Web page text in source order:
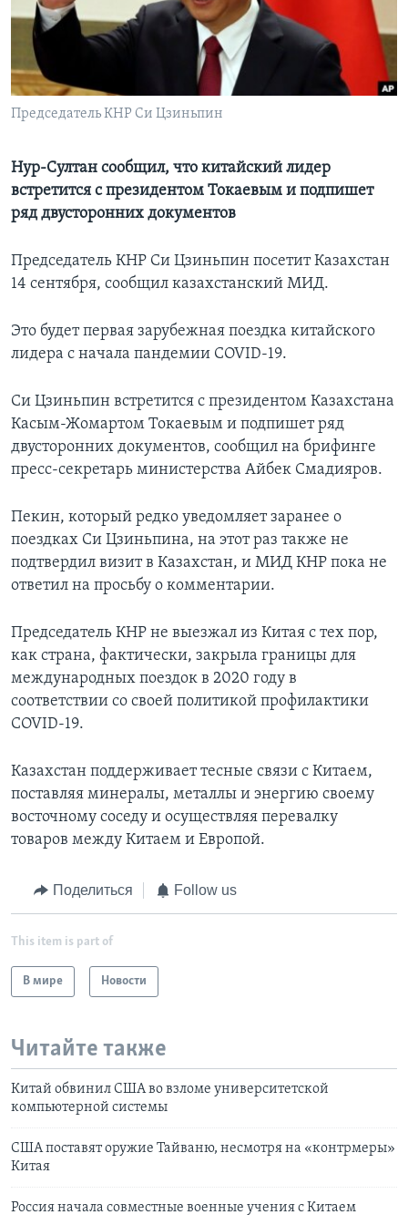
Learning English
СОЦИАЛЬНЫЕ СЕТИ
Языки
Председатель КНР Си Цзиньпин
Нур-Султан сообщил, что китайский лидер
встретится с президентом Токаевым и подпишет
ряд двусторонних документов
Председатель КНР Си Цзиньпин посетит Казахстан
14 сентября, сообщил казахстанский МИД.
Это будет первая зарубежная поездка китайского
лидера с начала пандемии COVID-19.
Си Цзиньпин встретится с президентом Казахстана
Касым-Жомартом Токаевым и подпишет ряд
двусторонних документов, сообщил на брифинге
пресс-секретарь министерства Айбек Смадияров.
Пекин, который редко уведомляет заранее о
поездках Си Цзиньпина, на этот раз также не
подтвердил визит в Казахстан, и МИД КНР пока не
ответил на просьбу о комментарии.
Председатель КНР не выезжал из Китая с тех пор,
как страна, фактически, закрыла границы для
международных поездок в 2020 году в
соответствии со своей политикой профилактики
COVID-19.
Казахстан поддерживает тесные связи с Китаем,
поставляя минералы, металлы и энергию своему
восточному соседу и осуществляя перевалку
товаров между Китаем и Европой.
Поделиться Follow us
This item is part of
В мире Новости
Читайте также
Китай обвинил США во взломе университетской
компьютерной системы
США поставят оружие Тайваню, несмотря на «контрмеры»
Китая
Россия начала совместные военные учения с Китаем